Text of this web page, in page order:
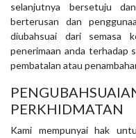
selanjutnya bersetuju
berterusan dan
diubahsuai dari semasa
penerimaan anda terhadap
pembatalan atau
PERKHIDMATAN
Kami mempunyai hak